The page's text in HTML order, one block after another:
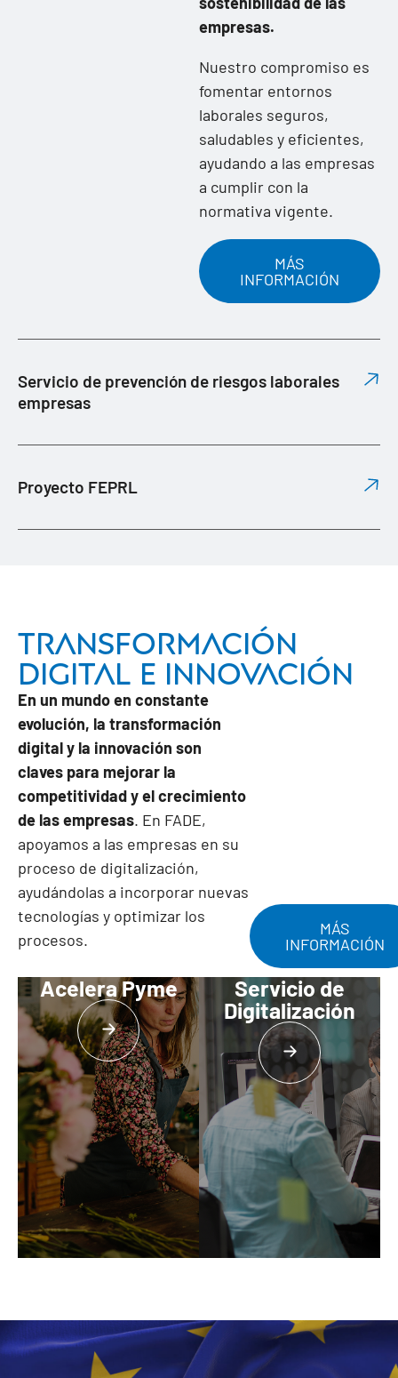
empresas.
Nuestro compromiso es
fomentar entornos
laborales seguros,
saludables y eficientes,
ayudando a las empresas
a cumplir con la
normativa vigente.
MÁS
INFORMACIÓN
Servicio de prevención de riesgos laborales
empresas
Proyecto FEPRL
Transformación
digital e innovación
En un mundo en constante
evolución, la transformación
digital y la innovación son
claves para mejorar la
competitividad y el crecimiento
de las empresas. En FADE,
apoyamos a las empresas en su
proceso de digitalización,
ayudándolas a incorporar nuevas
tecnologías y optimizar los
procesos.
MÁS
INFORMACIÓN
Acelera Pyme
Servicio de
Digitalización